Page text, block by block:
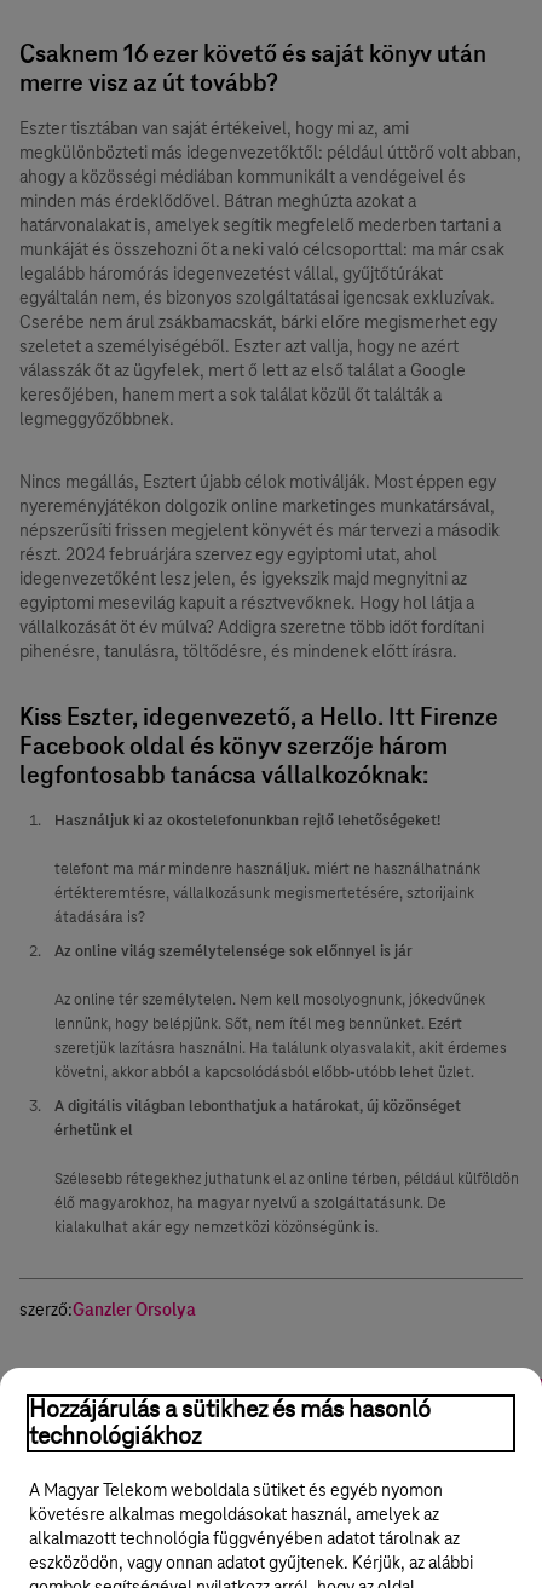
Csaknem 16 ezer követő és saját könyv után
merre visz az út tovább?
Eszter tisztában van saját értékeivel, hogy mi az, ami
megkülönbözteti más idegenvezetőktől: például úttörő volt abban,
ahogy a közösségi médiában kommunikált a vendégeivel és
minden más érdeklődővel. Bátran meghúzta azokat a
határvonalakat is, amelyek segítik megfelelő mederben tartani a
munkáját és összehozni őt a neki való célcsoporttal: ma már csak
legalább háromórás idegenvezetést vállal, gyűjtőtúrákat
egyáltalán nem, és bizonyos szolgáltatásai igencsak exkluzívak.
Cserébe nem árul zsákbamacskát, bárki előre megismerhet egy
szeletet a személyiségéből. Eszter azt vallja, hogy ne azért
válasszák őt az ügyfelek, mert ő lett az első találat a Google
keresőjében, hanem mert a sok találat közül őt találták a
legmeggyőzőbbnek.
Nincs megállás, Esztert újabb célok motiválják. Most éppen egy
nyereményjátékon dolgozik online marketinges munkatársával,
népszerűsíti frissen megjelent könyvét és már tervezi a második
részt. 2024 februárjára szervez egy egyiptomi utat, ahol
idegenvezetőként lesz jelen, és igyekszik majd megnyitni az
egyiptomi mesevilág kapuit a résztvevőknek. Hogy hol látja a
vállalkozását öt év múlva? Addigra szeretne több időt fordítani
pihenésre, tanulásra, töltődésre, és mindenek előtt írásra.
Kiss Eszter, idegenvezető, a Hello. Itt Firenze
Facebook oldal és könyv szerzője három
legfontosabb tanácsa vállalkozóknak:
Használjuk ki az okostelefonunkban rejlő lehetőségeket!
telefont ma már mindenre használjuk. miért ne használhatnánk
értékteremtésre, vállalkozásunk megismertetésére, sztorijaink
átadására is?
Az online világ személytelensége sok előnnyel is jár
Az online tér személytelen. Nem kell mosolyognunk, jókedvűnek
lennünk, hogy belépjünk. Sőt, nem ítél meg bennünket. Ezért
szeretjük lazításra használni. Ha találunk olyasvalakit, akit érdemes
követni, akkor abból a kapcsolódásból előbb-utóbb lehet üzlet.
A digitális világban lebonthatjuk a határokat, új közönséget
érhetünk el
Szélesebb rétegekhez juthatunk el az online térben, például külföldön
élő magyarokhoz, ha magyar nyelvű a szolgáltatásunk. De
kialakulhat akár egy nemzetközi közönségünk is.
szerző:Ganzler Orsolya
Fogyasztói szokások Online értékelés Online marketing
Hozzájárulás a sütikhez és más hasonló
technológiákhoz
A Magyar Telekom weboldala sütiket és egyéb nyomon
követésre alkalmas megoldásokat használ, amelyek az
alkalmazott technológia függvényében adatot tárolnak az
eszközödön, vagy onnan adatot gyűjtenek. Kérjük, az alábbi